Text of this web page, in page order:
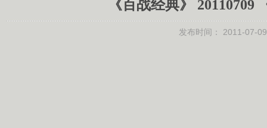
《百战经典》
发布时间： 2011-07-